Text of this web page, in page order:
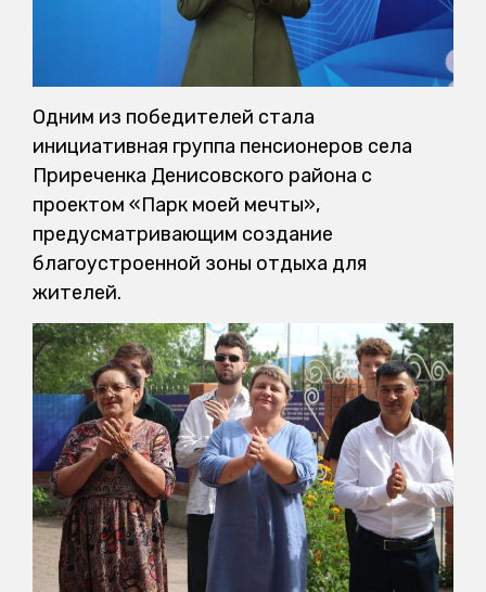
Одним из победителей стала
инициативная группа пенсионеров села
Приреченка Денисовского района с
проектом «Парк моей мечты»,
предусматривающим создание
благоустроенной зоны отдыха для
жителей.